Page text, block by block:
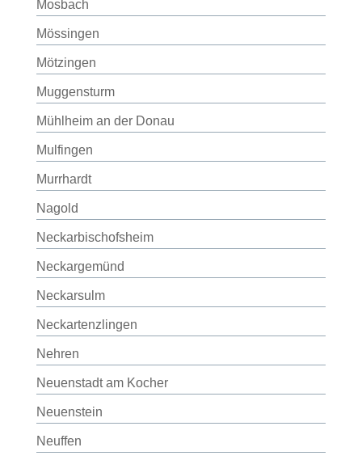
Mosbach
Mössingen
Mötzingen
Muggensturm
Mühlheim an der Donau
Mulfingen
Murrhardt
Nagold
Neckarbischofsheim
Neckargemünd
Neckarsulm
Neckartenzlingen
Nehren
Neuenstadt am Kocher
Neuenstein
Neuffen